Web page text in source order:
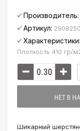
Производитель:
Артикул:
Характеристики:
Плотность 410 гр/
НЕТ В
Шикарный